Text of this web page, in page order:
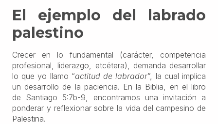
El ejemplo del labrado
palestino
Crecer en lo fundamental (carácter, competencia
profesional, liderazgo, etcétera), demanda desarrollar
lo que yo llamo “actitud de labrador”, la cual implica
un desarrollo de la paciencia. En la Biblia, en el libro
de Santiago 5:7b-9, encontramos una invitación a
ponderar y reflexionar sobre la vida del campesino de
Palestina.